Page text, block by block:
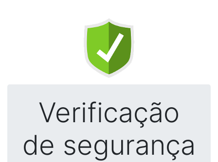
Verificação
de segurança